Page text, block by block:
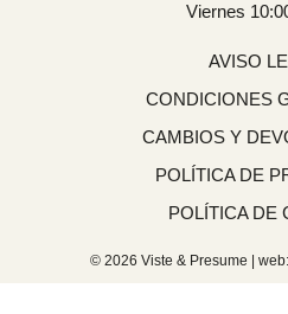
Viernes
AVISO
CONDICIONES
CAMBIOS Y
POLÍTICA DE
POLÍTICA DE
© 2026 Viste & Presume | web: